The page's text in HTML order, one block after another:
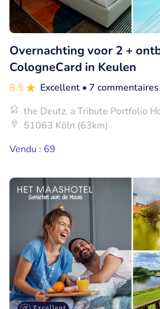
Overnachting voor 2 +
CologneCard in Keulen
8.5 Excellent • 7 commentaires
the Deutz, a Tribute Portfolio
51063 Köln (63km)
Vendu : 69